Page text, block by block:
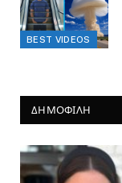
BEST VIDEOS
ΔΗΜΟΦΙΛΗ